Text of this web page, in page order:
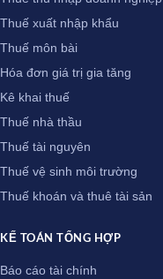
Thuế xuất nhập khẩu
Thuế môn bài
Hóa đơn giá trị gia tăng
Kê khai thuế
Thuế nhà thầu
Thuế tài nguyên
Thuế vệ sinh môi trường
Thuế khoán và thuê tài sản
KẾ TOÁN TỔNG HỢP
Báo cáo tài chính